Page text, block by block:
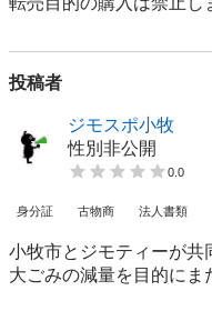
投稿者
ジモスポ小牧
性別非公開
0.0
身分証 古物商 法人書類
小牧市とジモティーが共
⼤ごみの減量を⽬的にま